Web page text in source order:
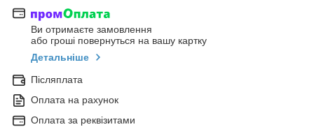
Ви отримаєте замовлення
або гроші повернуться на вашу картку
Детальніше
Післяплата
Оплата на рахунок
Оплата за реквізитами